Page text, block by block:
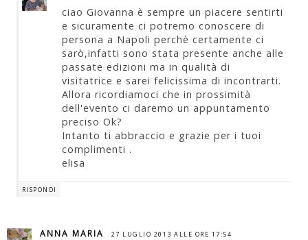
ciao Giovanna è sempre un piacere sentirti
e sicuramente ci potremo conoscere di
persona a Napoli perchè certamente ci
sarò,infatti sono stata presente anche alle
passate edizioni ma in qualità di
visitatrice e sarei felicissima di incontrarti.
Allora ricordiamoci che in prossimità
dell'evento ci daremo un appuntamento
preciso Ok?
Intanto ti abbraccio e grazie per i tuoi
complimenti .
elisa
RISPONDI
ANNA MARIA 27 LUGLIO 2013 ALLE ORE 17:54